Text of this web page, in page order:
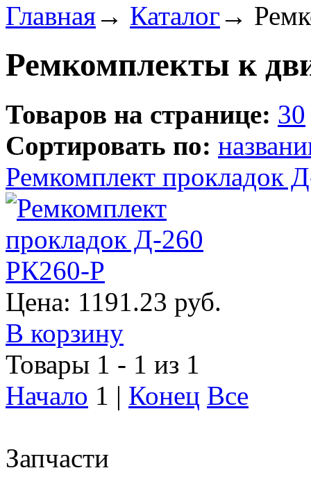
Главная→ Каталог →
Ремкомплекты к
Товаров на странице: 30
Сортировать по:
Ремкомплект прокладок
Цена: 1191.23 руб.
В корзину
Товары 1 - 1 из 1
Начало 1 | Конец Все
Запчасти